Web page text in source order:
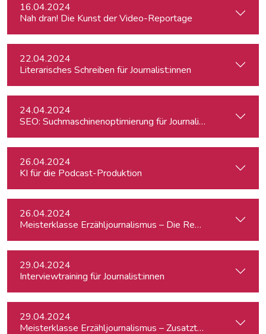
16.04.2024
Nah dran! Die Kunst der Video-Reportage
22.04.2024
Literarisches Schreiben für Journalist:innen
24.04.2024
SEO: Suchmaschinenoptimierung für Journalist:innen
26.04.2024
KI für die Podcast-Produktion
26.04.2024
Meisterklasse Erzähljournalismus – Die
29.04.2024
Interviewtraining für Journalist:innen
29.04.2024
Meisterklasse Erzähljournalismus – Zusatztermin